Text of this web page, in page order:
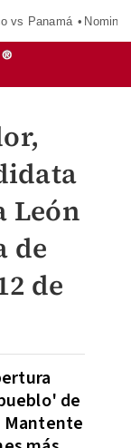
vs Panamá
León
de
de
de
Mantente